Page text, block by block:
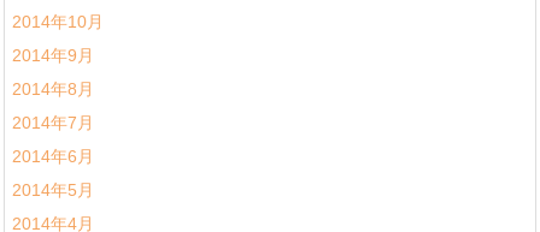
2014年10月
2014年9月
2014年8月
2014年7月
2014年6月
2014年5月
2014年4月